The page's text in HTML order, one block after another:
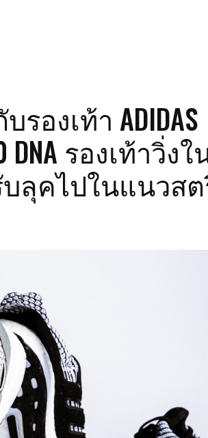
องเท้า ADIDAS
DNA รองเท้าวิ่งใ
ลุคไปในแนวส